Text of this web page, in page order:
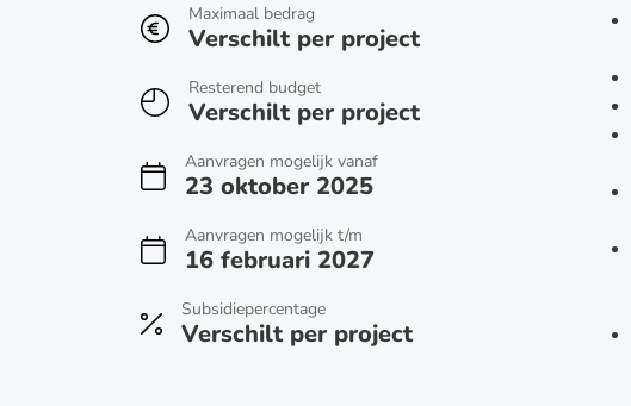
Maximaal bedrag
Verschilt per project
Resterend budget
Verschilt per project
Aanvragen mogelijk vanaf
23 oktober 2025
Aanvragen mogelijk t/m
16 februari 2027
Subsidiepercentage
Verschilt per project